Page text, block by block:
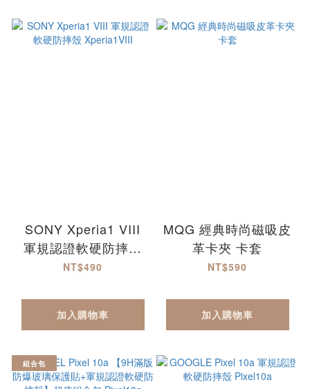
SONY Xperia1 VIII
軍規認證軟硬防摔殼
Xperia1VIII
NT$490
加入購物車
MQG 經典時尚磁吸皮
革卡夾 卡套
NT$590
加入購物車
組合包